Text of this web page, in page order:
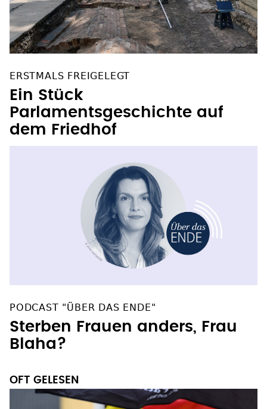
ERSTMALS FREIGELEGT
Ein Stück
Parlamentsgeschichte auf
dem Friedhof
PODCAST "ÜBER DAS ENDE"
Sterben Frauen anders, Frau
Blaha?
OFT GELESEN